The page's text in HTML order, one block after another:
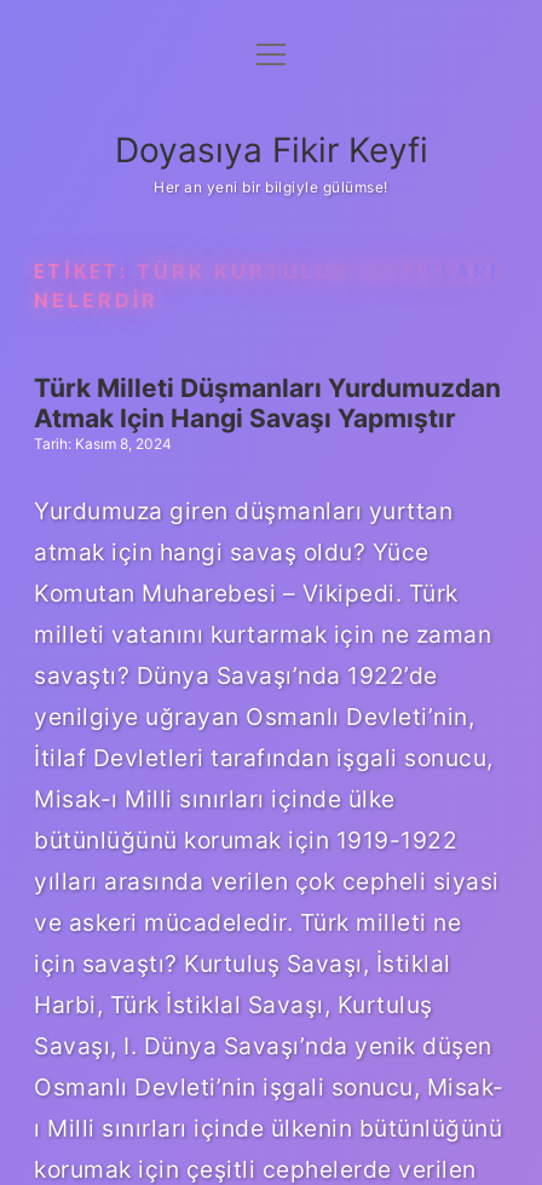
Anasayfa
Yasal Uyarı
menüyü
Doyasıya Fikir Keyfi
Her an yeni bir bilgiyle gülümse!
ETIKET: TÜRK KURTULUŞ SAVAŞLARI
NELERDIR
Türk Milleti Düşmanları Yurdumuzdan
Atmak Için Hangi Savaşı Yapmıştır
Tarih: Kasım 8, 2024
Yurdumuza giren düşmanları yurttan
atmak için hangi savaş oldu? Yüce
Komutan Muharebesi – Vikipedi. Türk
milleti vatanını kurtarmak için ne zaman
savaştı? Dünya Savaşı’nda 1922’de
yenilgiye uğrayan Osmanlı Devleti’nin,
İtilaf Devletleri tarafından işgali sonucu,
Misak-ı Milli sınırları içinde ülke
bütünlüğünü korumak için 1919-1922
yılları arasında verilen çok cepheli siyasi
ve askeri mücadeledir. Türk milleti ne
için savaştı? Kurtuluş Savaşı, İstiklal
Harbi, Türk İstiklal Savaşı, Kurtuluş
Savaşı, I. Dünya Savaşı’nda yenik düşen
Osmanlı Devleti’nin işgali sonucu, Misak-
ı Milli sınırları içinde ülkenin bütünlüğünü
korumak için çeşitli cephelerde verilen